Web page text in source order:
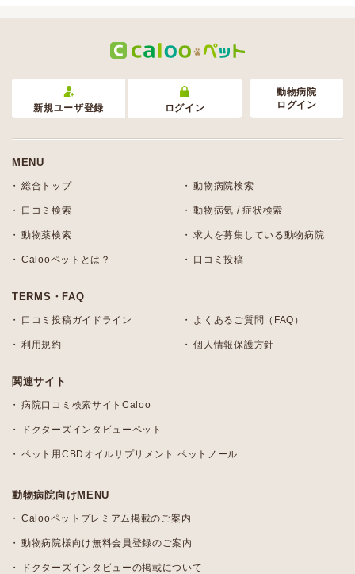
新規ユーザ登録 ログイン
動物病院
ログイン
MENU
総合トップ 動物病院検索
口コミ検索 動物病気 / 症状検索
動物薬検索 求人を募集している動物病院
Calooペットとは？ 口コミ投稿
TERMS・FAQ
口コミ投稿ガイドライン よくあるご質問（FAQ）
利用規約 個人情報保護方針
関連サイト
病院口コミ検索サイトCaloo
ドクターズインタビューペット
ペット用CBDオイルサプリメント ペットノール
動物病院向けMENU
Calooペットプレミアム掲載のご案内
動物病院様向け無料会員登録のご案内
ドクターズインタビューの掲載について